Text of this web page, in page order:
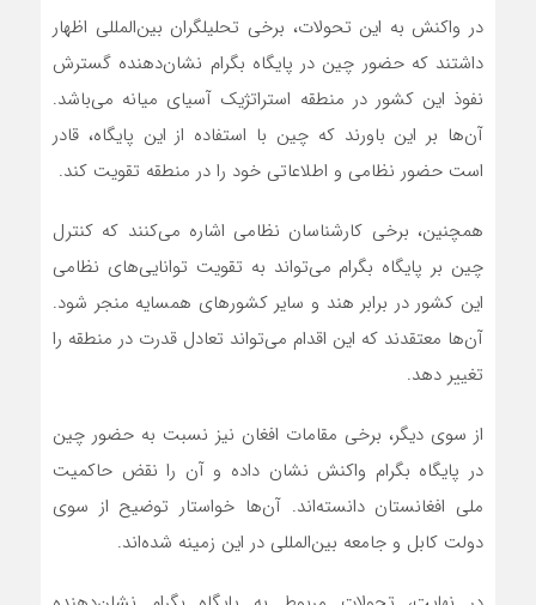
در واکنش به این تحولات، برخی تحلیلگران بین‌المللی اظهار
داشتند که حضور چین در پایگاه بگرام نشان‌دهنده گسترش
نفوذ این کشور در منطقه استراتژیک آسیای میانه می‌باشد.
آن‌ها بر این باورند که چین با استفاده از این پایگاه، قادر
است حضور نظامی و اطلاعاتی خود را در منطقه تقویت کند.
همچنین، برخی کارشناسان نظامی اشاره می‌کنند که کنترل
چین بر پایگاه بگرام می‌تواند به تقویت توانایی‌های نظامی
این کشور در برابر هند و سایر کشورهای همسایه منجر شود.
آن‌ها معتقدند که این اقدام می‌تواند تعادل قدرت در منطقه را
تغییر دهد.
از سوی دیگر، برخی مقامات افغان نیز نسبت به حضور چین
در پایگاه بگرام واکنش نشان داده و آن را نقض حاکمیت
ملی افغانستان دانسته‌اند. آن‌ها خواستار توضیح از سوی
دولت کابل و جامعه بین‌المللی در این زمینه شده‌اند.